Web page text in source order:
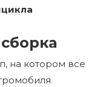
на котором все